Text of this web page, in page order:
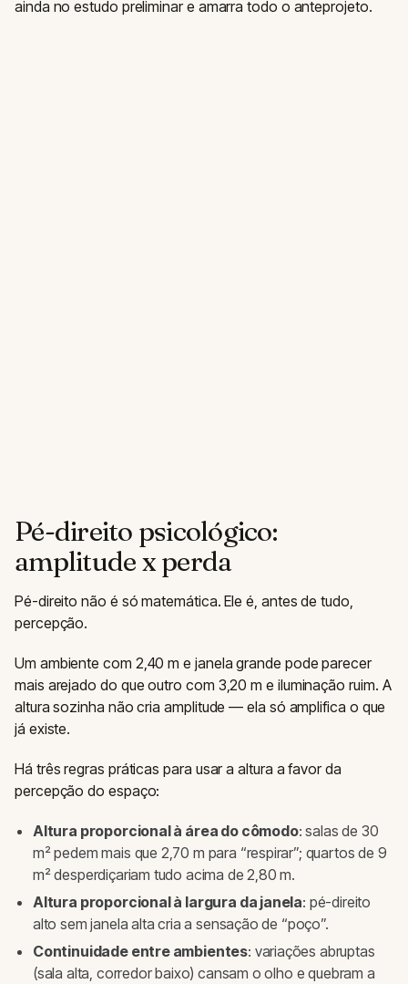
ainda no estudo preliminar e amarra todo o anteprojeto.
Pé-direito psicológico:
amplitude x perda
Pé-direito não é só matemática. Ele é, antes de tudo,
percepção.
Um ambiente com 2,40 m e janela grande pode parecer
mais arejado do que outro com 3,20 m e iluminação ruim. A
altura sozinha não cria amplitude — ela só amplifica o que
já existe.
Há três regras práticas para usar a altura a favor da
percepção do espaço:
Altura proporcional à área do cômodo: salas de 30
m² pedem mais que 2,70 m para “respirar”; quartos de 9
m² desperdiçariam tudo acima de 2,80 m.
Altura proporcional à largura da janela: pé-direito
alto sem janela alta cria a sensação de “poço”.
Continuidade entre ambientes: variações abruptas
(sala alta, corredor baixo) cansam o olho e quebram a